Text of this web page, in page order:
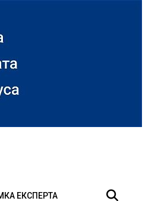
ЕКСПЕРТА